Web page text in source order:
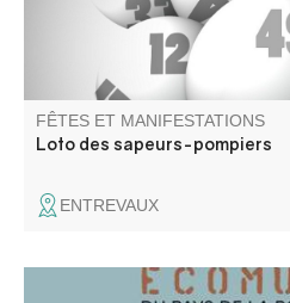
FÊTES ET MANIFESTATIONS
Loto des sapeurs-pompiers
ENTREVAUX